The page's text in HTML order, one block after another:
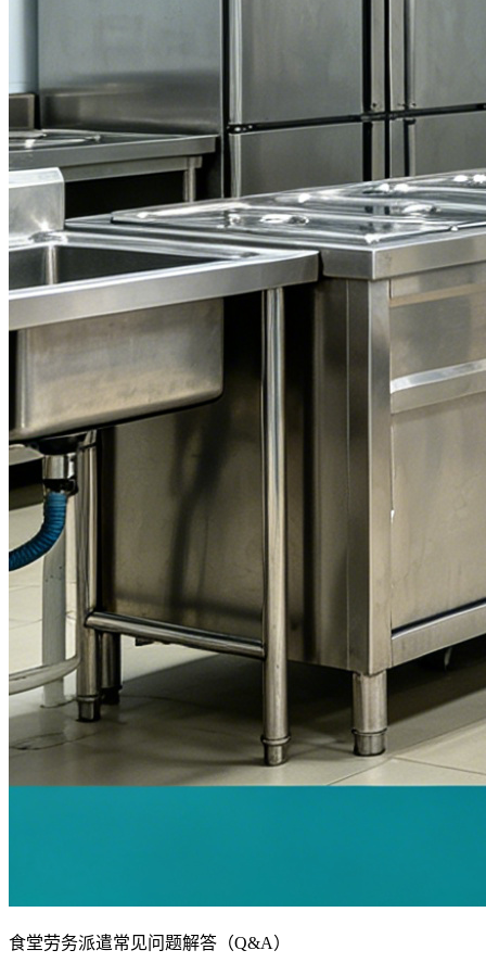
食堂劳务派遣常见问题解答（Q&A）